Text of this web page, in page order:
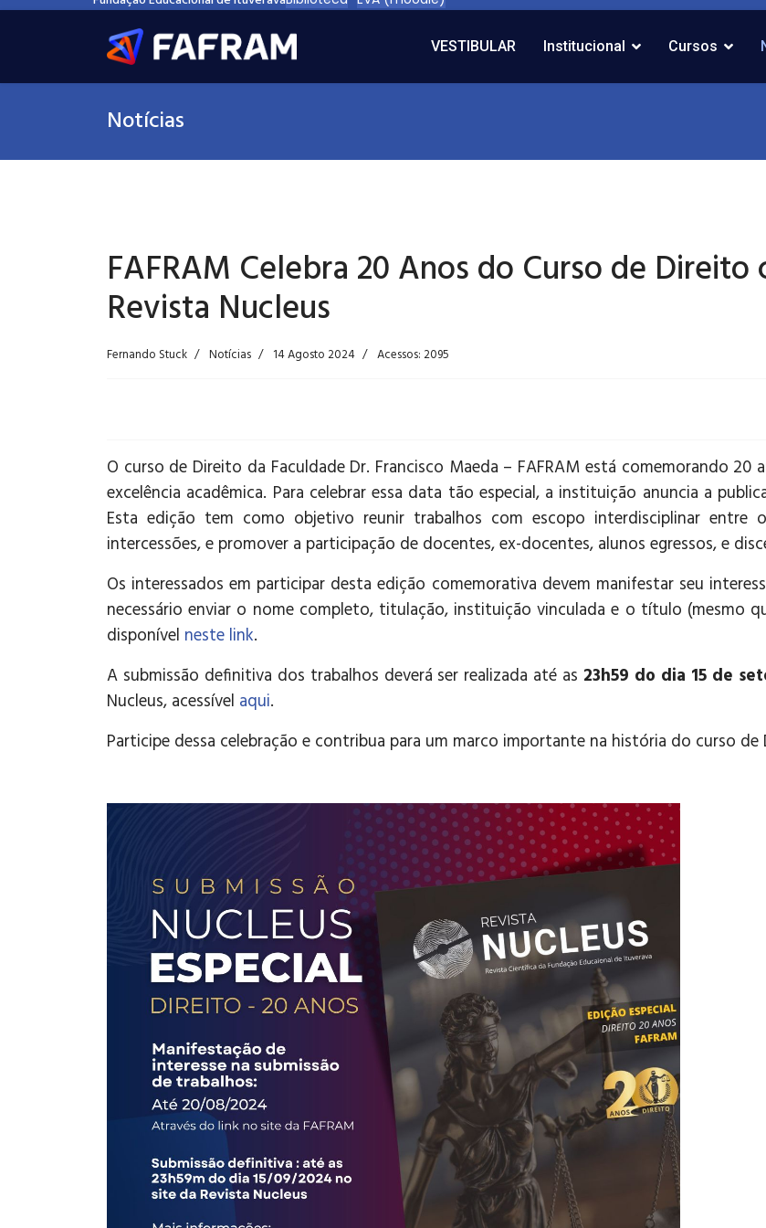
VESTIBULAR Institucional Cursos
Notícias
FAFRAM Celebra 20 Anos do Curso de Direito
Revista Nucleus
Fernando Stuck Notícias 14 Agosto 2024 Acessos: 2095
O curso de Direito da Faculdade Dr. Francisco Maeda – FAFRAM está comemorando
excelência acadêmica. Para celebrar essa data tão especial, a instituição anuncia a
Esta edição tem como objetivo reunir trabalhos com escopo interdisciplinar entre
intercessões, e promover a participação de docentes, ex-docentes, alunos egressos, e
Os interessados em participar desta edição comemorativa devem manifestar seu
necessário enviar o nome completo, titulação, instituição vinculada e o título (mesmo
disponível neste link.
A submissão definitiva dos trabalhos deverá ser realizada até as 23h59 do dia 15 de
Nucleus, acessível aqui.
Participe dessa celebração e contribua para um marco importante na história do curso de